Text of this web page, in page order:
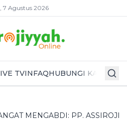
7 Agustus 2026
TVINFAQHUBUNGI KAMI
MENGABDI: PP.